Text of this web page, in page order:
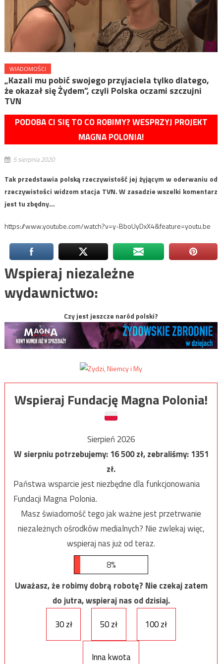
WIADOMOŚCI
„Kazali mu pobić swojego przyjaciela tylko dlatego,
że okazał się Żydem”, czyli Polska oczami szczujni
TVN
PODOBA CI SIĘ TO CO ROBIMY? WESPRZYJ PROJEKT
MAGNA POLONIA!
5 sierpnia 2020
Tak przedstawia polską rzeczywistość jej żyjącym w oderwaniu od
rzeczywistości widzom stacja TVN. W zasadzie wszelki komentarz
jest tu zbędny…
https://www.youtube.com/watch?v=y-BboUyDxX4&feature=youtu.be
Wspieraj niezależne
wydawnictwo:
Czy jest jeszcze naród polski?
Wspieraj Fundację Magna Polonia!
Sierpień 2026
W sierpniu potrzebujemy:16 500zł, zebraliśmy:1351
zł.
Państwa wsparcie jest niezbędne dla funkcjonowania
Fundacji Magna Polonia.
Masz świadomość tego jak ważne jest przetrwanie
niezależnych ośrodków medialnych? Nie zwlekaj więc,
wspieraj nas już od teraz.
8%
Uważasz, że robimy dobrą robotę? Nie czekaj zatem
do jutra, wspieraj nas od dzisiaj.
30 zł
50 zł 100 zł
Inna kwota